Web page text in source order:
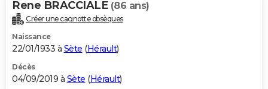
Rene BRACCIALE (86 ans)
Créer une cagnotte obsèques
Naissance
22/01/1933 à Sète (Hérault)
Décès
04/09/2019 à Sète (Hérault)